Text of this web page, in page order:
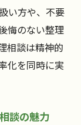
い方や、不要
悔のない整理
相談は精神的
化を同時に実
談の魅力